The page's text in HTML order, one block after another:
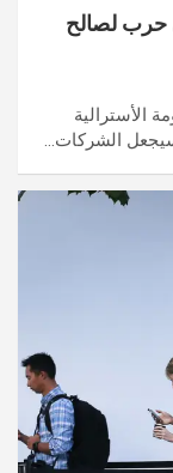
حرب لصالح
الأسترالية
الشركات…